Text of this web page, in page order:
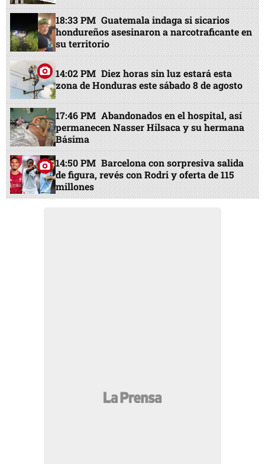
18:33 PM Guatemala indaga si sicarios
hondureños asesinaron a narcotraficante en
su territorio
14:02 PM Diez horas sin luz estará esta
zona de Honduras este sábado 8 de agosto
17:46 PM Abandonados en el hospital, así
permanecen Nasser Hilsaca y su hermana
Básima
14:50 PM Barcelona con sorpresiva salida
de figura, revés con Rodri y oferta de 115
millones